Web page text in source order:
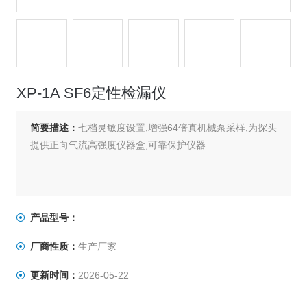
XP-1A SF6定性检漏仪
简要描述： 七档灵敏度设置,增强64倍真机械泵采样,为探头
提供正向气流高强度仪器盒,可靠保护仪器
产品型号：
厂商性质： 生产厂家
更新时间： 2026-05-22